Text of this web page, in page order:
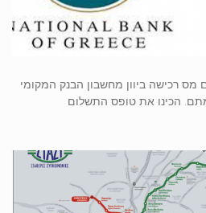
רכישה ביוון מחשבון הבנק המקומי